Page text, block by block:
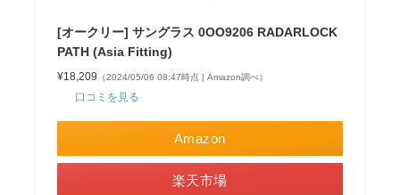
[オークリー] サングラス 0OO9206 RADARLOCK
PATH (Asia Fitting)
¥18,209 （2024/05/06 08:47時点 | Amazon調べ）
口コミを見る
Amazon
楽天市場